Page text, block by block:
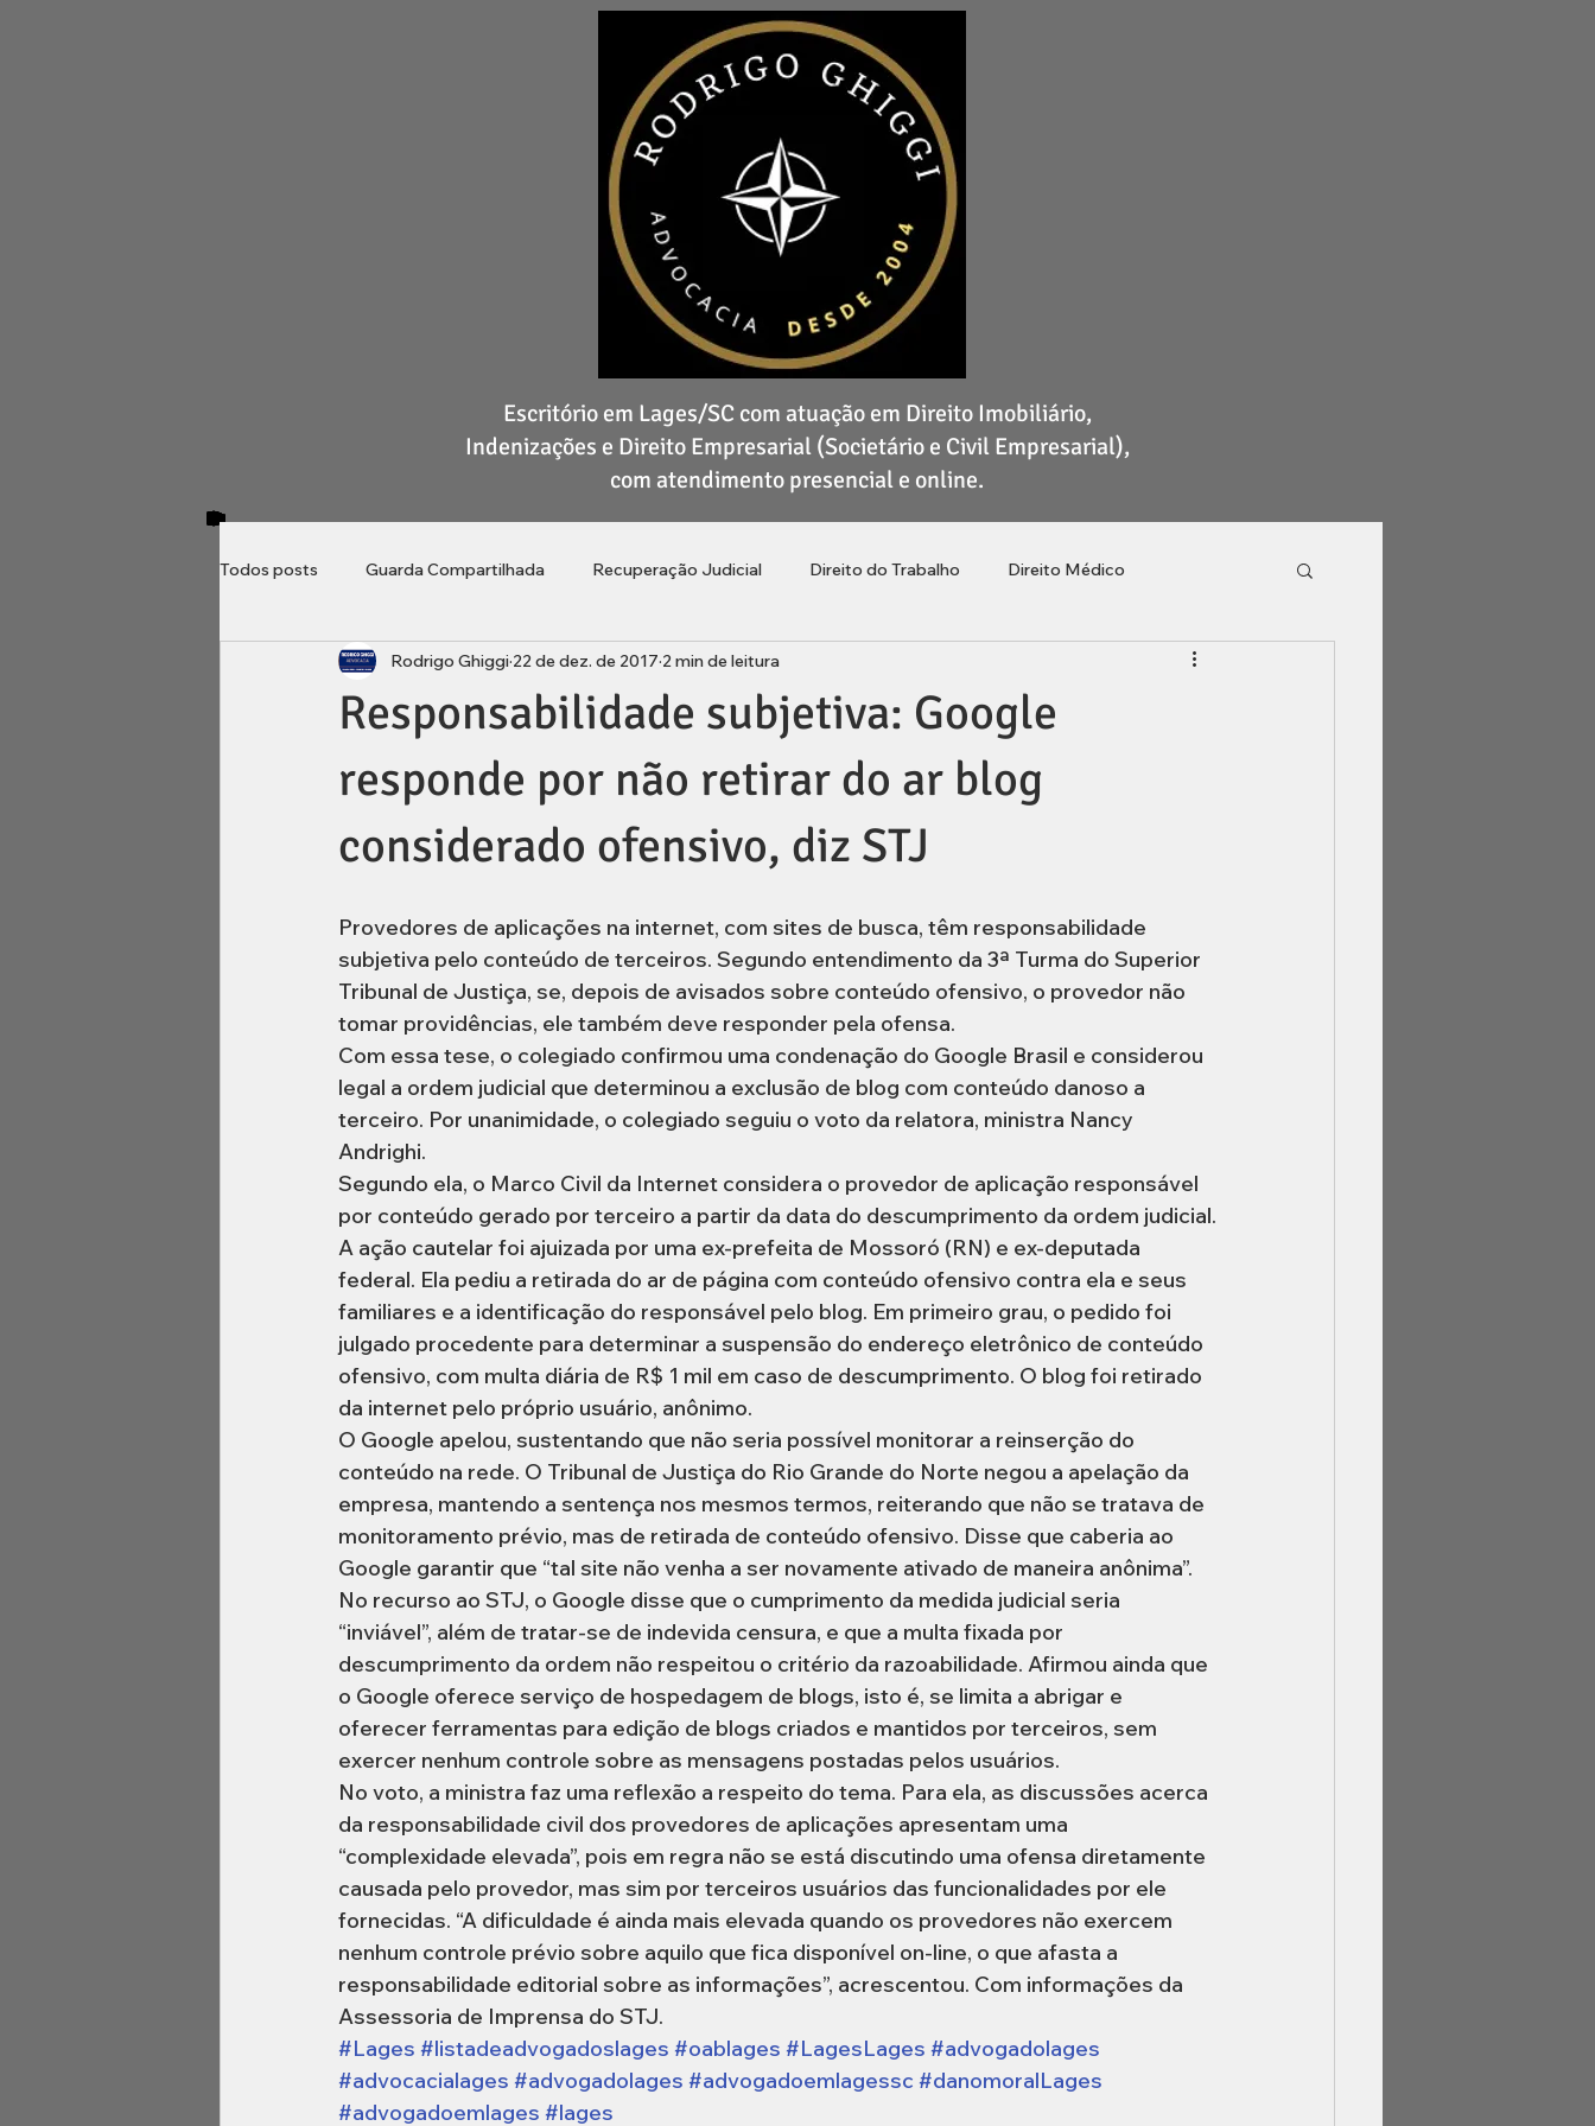
Escritório em Lages/SC com atuação em Direito Imobiliário,
Indenizações e Direito Empresarial (Societário e Civil Empresarial),
com atendimento presencial e online.
Todos posts Guarda Compartilhada Recuperação Judicial Direito do Trabalho Direito Médico
Direito do Consumidor Locações Bolha Imobiliária Inventário
Brasileiros Residentes no Exterior
Responsabilidade subjetiva: Google
responde por não retirar do ar blog
considerado ofensivo, diz STJ
Rodrigo Ghiggi 22 de dez. de 2017 2 min de leitura
Provedores de aplicações na internet, com sites de busca, têm responsabilidade
subjetiva pelo conteúdo de terceiros. Segundo entendimento da 3ª Turma do Superior
Tribunal de Justiça, se, depois de avisados sobre conteúdo ofensivo, o provedor não
tomar providências, ele também deve responder pela ofensa.
Com essa tese, o colegiado confirmou uma condenação do Google Brasil e considerou
legal a ordem judicial que determinou a exclusão de blog com conteúdo danoso a
terceiro. Por unanimidade, o colegiado seguiu o voto da relatora, ministra Nancy
Andrighi.
Segundo ela, o Marco Civil da Internet considera o provedor de aplicação responsável
por conteúdo gerado por terceiro a partir da data do descumprimento da ordem judicial.
A ação cautelar foi ajuizada por uma ex-prefeita de Mossoró (RN) e ex-deputada
federal. Ela pediu a retirada do ar de página com conteúdo ofensivo contra ela e seus
familiares e a identificação do responsável pelo blog. Em primeiro grau, o pedido foi
julgado procedente para determinar a suspensão do endereço eletrônico de conteúdo
ofensivo, com multa diária de R$ 1 mil em caso de descumprimento. O blog foi retirado
da internet pelo próprio usuário, anônimo.
O Google apelou, sustentando que não seria possível monitorar a reinserção do
conteúdo na rede. O Tribunal de Justiça do Rio Grande do Norte negou a apelação da
empresa, mantendo a sentença nos mesmos termos, reiterando que não se tratava de
monitoramento prévio, mas de retirada de conteúdo ofensivo. Disse que caberia ao
Google garantir que “tal site não venha a ser novamente ativado de maneira anônima”.
No recurso ao STJ, o Google disse que o cumprimento da medida judicial seria
“inviável”, além de tratar-se de indevida censura, e que a multa fixada por
descumprimento da ordem não respeitou o critério da razoabilidade. Afirmou ainda que
o Google oferece serviço de hospedagem de blogs, isto é, se limita a abrigar e
oferecer ferramentas para edição de blogs criados e mantidos por terceiros, sem
exercer nenhum controle sobre as mensagens postadas pelos usuários.
No voto, a ministra faz uma reflexão a respeito do tema. Para ela, as discussões acerca
da responsabilidade civil dos provedores de aplicações apresentam uma
“complexidade elevada”, pois em regra não se está discutindo uma ofensa diretamente
causada pelo provedor, mas sim por terceiros usuários das funcionalidades por ele
fornecidas. “A dificuldade é ainda mais elevada quando os provedores não exercem
nenhum controle prévio sobre aquilo que fica disponível on-line, o que afasta a
responsabilidade editorial sobre as informações”, acrescentou. Com informações da
Assessoria de Imprensa do STJ.
#Lages #listadeadvogadoslages #oablages #LagesLages #advogadolages
#advocacialages #advogadolages #advogadoemlagessc #danomoralLages
#advogadoemlages #lages